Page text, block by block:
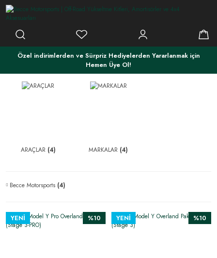
Özel indirimlerden ve Sürpriz Hediyelerden Yararlanmak için
Hemen Üye Ol!
ARAÇLAR (4) MARKALAR (4)
Becce Motorsports (4)
%10
YENİ %10
YENİ